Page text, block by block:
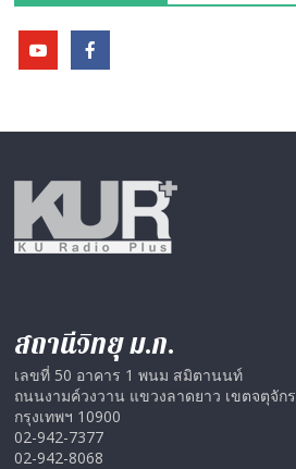
สถานีวิทยุ ม.ก.
เลขที่ 50 อาคาร 1 พนม สมิตานนท์
ถนนงามค์วงวาน แขวงลาดยาว เขตจตุจักร
กรุงเทพฯ 10900
02-942-7377
02-942-8068